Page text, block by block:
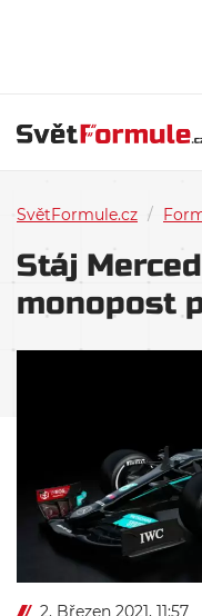
SvětFormule.cz /
Stáj
monopost
2. Březen 2021, 11:57